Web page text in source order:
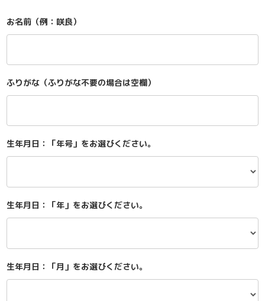
お名前（例：咲良）
ふりがな（ふりがな不要の場合は空欄）
生年月日：「年号」をお選びください。
生年月日：「年」をお選びください。
生年月日：「月」をお選びください。